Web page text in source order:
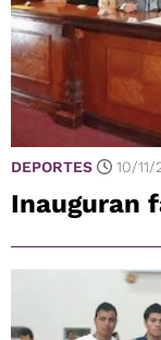
DEPORTES 10/11/
Inauguran